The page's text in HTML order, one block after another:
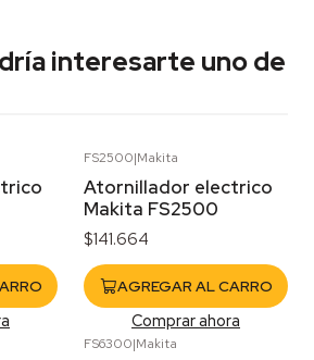
interesarte uno de
FS2500|Makita
Atornillador electrico
Makita FS2500
$141.664
AGREGAR AL CARRO
Comprar ahora
FS6300|Makita